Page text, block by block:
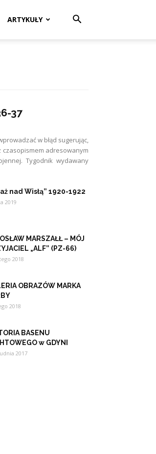
ARTYKUŁY
37
w błąd sugerując,
czasopismem adresowanym
Tygodnik wydawany
nad Wisłą” 1920-1922
2019
MARSZAŁŁ – MÓJ
„ALF” (PZ-66)
2018
OBRAZÓW MARKA
2018
BASENU
w GDYNI
2017